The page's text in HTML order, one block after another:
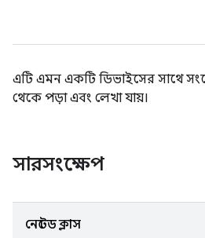
এটি এমন একটি ডিভাইসের সাথে
থেকে পড়া এবং লেখা যায়।
সারসংক্ষেপ
নেস্টেড ক্লাস